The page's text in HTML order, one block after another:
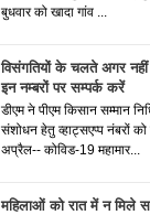
बुधवार को खादा गांव ...
विसंगतियों के चलते अगर नहीं
इन नम्बरों पर सम्पर्क करें
डीएम ने पीएम किसान सम्मान
संशोधन हेतु व्हाट्सएप्प नंबरों
अप्रैल-- कोविड-19 महामार...
महिलाओं को रात में न मिले